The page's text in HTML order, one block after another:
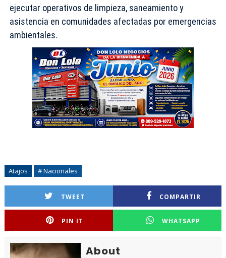
ejecutar operativos de limpieza, saneamiento y
asistencia en comunidades afectadas por emergencias
ambientales.
Atajos # Nacionales
TWEET COMPARTIR
PIN IT WHATSAPP
About